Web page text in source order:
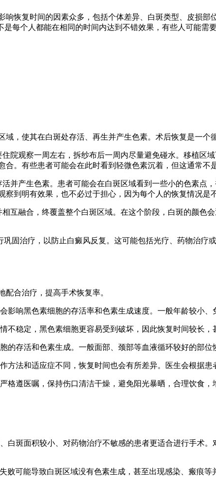
恢复时间的因素众多，包括个体差异、白斑类型、皮损部
每个人都能在相同的时间内达到不错效果，有些人可能需
，使其在白斑处存活、再生并产生色素。术后恢复是一个
院观察一周左右，拆纱布后一周内尽量避免碰水。移植区
。有些患者可能会在此时看到轻微色素沉着，但这通常不
并产生色素。患者可能会在白斑区域看到一些小的色素点
到明有效果，也不必过于担心，因为每个人的恢复情况是
互融合，终覆盖整个白斑区域。在这个阶段，白斑的颜色
固治疗，以防止白癜风反复。这可能包括光疗、药物治疗
合治疗，提高手术恢复率。
响黑色素细胞的存活率和色素生成速度。一般年龄较小、
稳定，黑色素细胞更容易受到破坏，因此恢复时间较长，
存活和色素生成。一般面部、颈部等血液循环较好的部位
法和适应症不同，恢复时间也会有所差异。医生会根据患
遵医嘱，保持伤口清洁干燥，避免阳光暴晒，合理饮食，
白斑面积较小、对药物治疗不敏感的患者更适合进行手术
败可能导致白斑区域没有色素生成，甚至出现感染、瘢痕